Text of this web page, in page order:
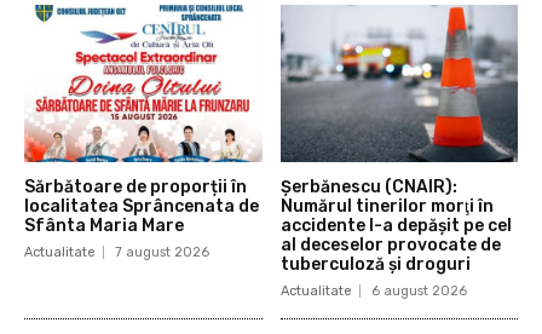
Sărbătoare de proporții în
localitatea Sprâncenata de
Sfânta Maria Mare
Actualitate 7 august 2026
Şerbănescu (CNAIR):
Numărul tinerilor morţi în
accidente l-a depăşit pe cel
al deceselor provocate de
tuberculoză şi droguri
Actualitate 6 august 2026